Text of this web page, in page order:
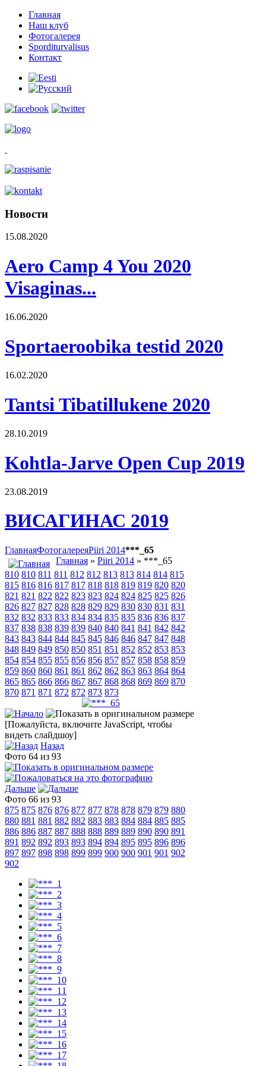
Главная
Наш клуб
Фотогалерея
Sporditurvalisus
Контакт
Новости
15.08.2020
Aero Camp 4 You 2020
Visaginas...
16.06.2020
Sportaeroobika testid 2020
16.02.2020
Tantsi Tibatillukene 2020
28.10.2019
Kohtla-Jarve Open Cup 2019
23.08.2019
ВИСАГИНАС 2019
ГлавнаяФотогалереяPiiri 2014***_65
Главная » Piiri 2014 » ***_65
810 810 811 811 812 812 813 813 814 814 815
815 816 816 817 817 818 818 819 819 820 820
821 821 822 822 823 823 824 824 825 825 826
826 827 827 828 828 829 829 830 830 831 831
832 832 833 833 834 834 835 835 836 836 837
837 838 838 839 839 840 840 841 841 842 842
843 843 844 844 845 845 846 846 847 847 848
848 849 849 850 850 851 851 852 852 853 853
854 854 855 855 856 856 857 857 858 858 859
859 860 860 861 861 862 862 863 863 864 864
865 865 866 866 867 867 868 868 869 869 870
870 871 871 872 872 873 873
[Пожалуйста, включите JavaScript, чтобы
видеть слайдшоу]
Назад
Фото 64 из 93
Дальше
Фото 66 из 93
875 875 876 876 877 877 878 878 879 879 880
880 881 881 882 882 883 883 884 884 885 885
886 886 887 887 888 888 889 889 890 890 891
891 892 892 893 893 894 894 895 895 896 896
897 897 898 898 899 899 900 900 901 901 902
902